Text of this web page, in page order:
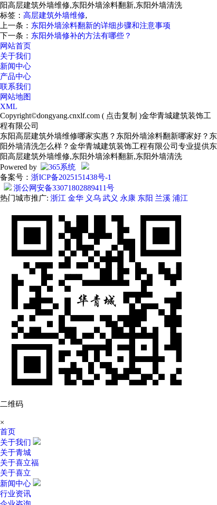
阳高层建筑外墙维修,东阳外墙涂料翻新,东阳外墙清洗
标签： 高层建筑外墙维修,
上一条： 东阳外墙涂料翻新的详细步骤和注意事项
下一条： 东阳外墙修补的方法有哪些？
网站首页
关于我们
新闻中心
产品中心
联系我们
网站地图
XML
Copyright©dongyang.cnxlf.com ( 点击复制 )金华青城建筑装饰工
程有限公司
东阳高层建筑外墙维修哪家实惠？东阳外墙涂料翻新哪家好？东
阳外墙清洗怎么样？金华青城建筑装饰工程有限公司专业提供东
阳高层建筑外墙维修,东阳外墙涂料翻新,东阳外墙清洗
Powered by
备案号： 浙ICP备2025151438号-1
浙公网安备33071802889411号
热门城市推广: 浙江 金华 义乌 武义 永康 东阳 兰溪 浦江
二维码
×
首页
关于我们
关于青城
关于喜立福
关于喜立
新闻中心
行业资讯